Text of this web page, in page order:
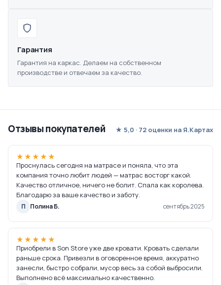
Гарантия
Гарантия на каркас. Делаем на собственном
производстве и отвечаем за качество.
Отзывы покупателей ★ 5,0 · 72 оценки на Я.Картах
★★★★★
Проснулась сегодня на матрасе и поняла, что эта
компания точно любит людей — матрас восторг какой.
Качество отличное, ничего не болит. Спала как королева.
Благодарю за ваше качество и заботу.
П Полина Б. сентябрь 2025
★★★★★
Приобрели в Son Store уже две кровати. Кровать сделали
раньше срока. Привезли в оговоренное время, аккуратно
занесли, быстро собрали, мусор весь за собой выбросили.
Выполнено всё максимально качественно.